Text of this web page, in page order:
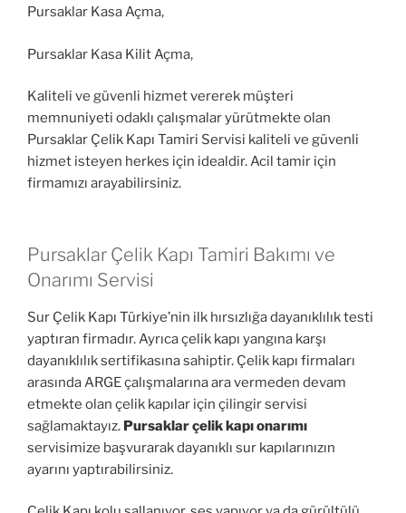
Pursaklar Kasa Açma,
Pursaklar Kasa Kilit Açma,
Kaliteli ve güvenli hizmet vererek müşteri
memnuniyeti odaklı çalışmalar yürütmekte olan
Pursaklar Çelik Kapı Tamiri Servisi kaliteli ve güvenli
hizmet isteyen herkes için idealdir. Acil tamir için
firmamızı arayabilirsiniz.
Pursaklar Çelik Kapı Tamiri Bakımı ve
Onarımı Servisi
Sur Çelik Kapı Türkiye’nin ilk hırsızlığa dayanıklılık testi
yaptıran firmadır. Ayrıca çelik kapı yangına karşı
dayanıklılık sertifikasına sahiptir. Çelik kapı firmaları
arasında ARGE çalışmalarına ara vermeden devam
etmekte olan çelik kapılar için çilingir servisi
sağlamaktayız. Pursaklar çelik kapı onarımı
servisimize başvurarak dayanıklı sur kapılarınızın
ayarını yaptırabilirsiniz.